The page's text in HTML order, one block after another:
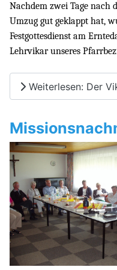
Nachdem zwei Tage nach
Umzug gut geklappt hat,
Festgottesdienst am
Lehrvikar unseres
Weiterlesen: Der